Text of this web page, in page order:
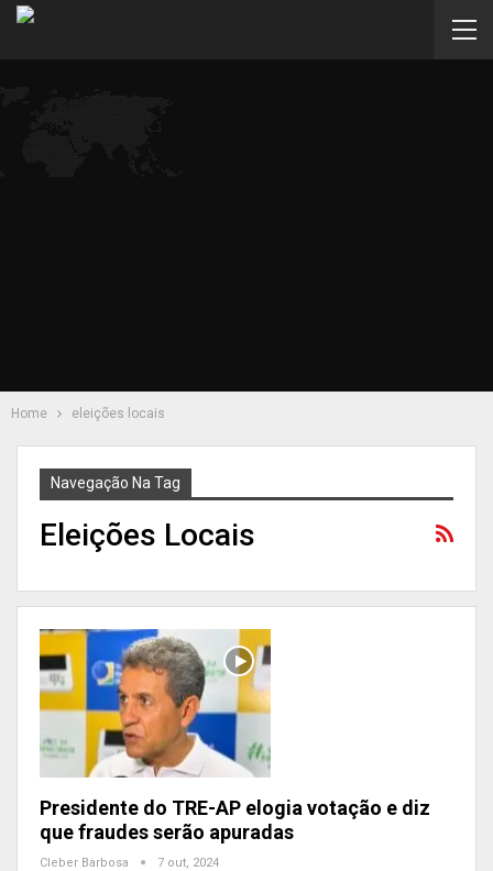
Home eleições locais
Navegação Na Tag
Eleições Locais
Presidente do TRE-AP elogia votação e diz
que fraudes serão apuradas
Cleber Barbosa 7 out, 2024